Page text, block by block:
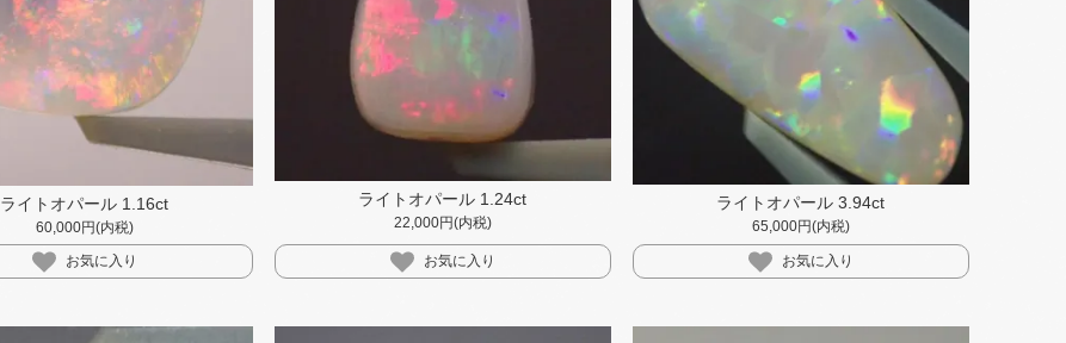
ライトオパール 1.16ct
60,000円(内税)
お気に入り
ライトオパール 1.24ct
22,000円(内税)
お気に入り
ライトオパール 3.94ct
65,000円(内税)
お気に入り